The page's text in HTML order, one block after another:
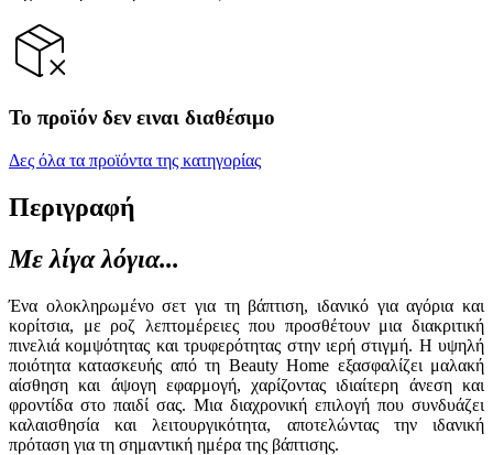
Το προϊόν δεν ειναι διαθέσιμο
Δες όλα τα προϊόντα της κατηγορίας
Περιγραφή
Με λίγα λόγια...
Ένα ολοκληρωμένο σετ για τη βάπτιση, ιδανικό για αγόρια και
κορίτσια, με ροζ λεπτομέρειες που προσθέτουν μια διακριτική
πινελιά κομψότητας και τρυφερότητας στην ιερή στιγμή. Η υψηλή
ποιότητα κατασκευής από τη Beauty Home εξασφαλίζει μαλακή
αίσθηση και άψογη εφαρμογή, χαρίζοντας ιδιαίτερη άνεση και
φροντίδα στο παιδί σας. Μια διαχρονική επιλογή που συνδυάζει
καλαισθησία και λειτουργικότητα, αποτελώντας την ιδανική
πρόταση για τη σημαντική ημέρα της βάπτισης.